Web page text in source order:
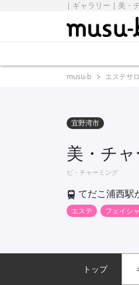
| ギャラリー | 美・
musu-b エステサ
宜野湾市
美・チ
ビ・チャーミング
てだこ浦西
エステ フェイシ
トップ